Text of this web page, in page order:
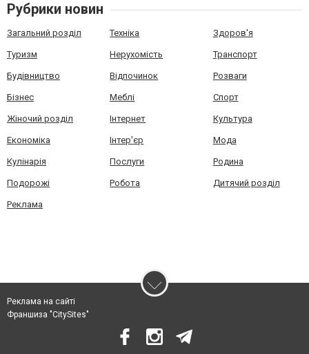
Рубрики новин
Загальний розділ Техніка Здоров'я
Туризм Нерухомість Транспорт
Будівництво Відпочинок Розваги
Бізнес Меблі Спорт
Жіночий розділ Інтернет Культура
Економіка Інтер'єр Мода
Кулінарія Послуги Родина
Подорожі Робота Дитячий розділ
Реклама
Реклама на сайті
Франшиза "CitySites"